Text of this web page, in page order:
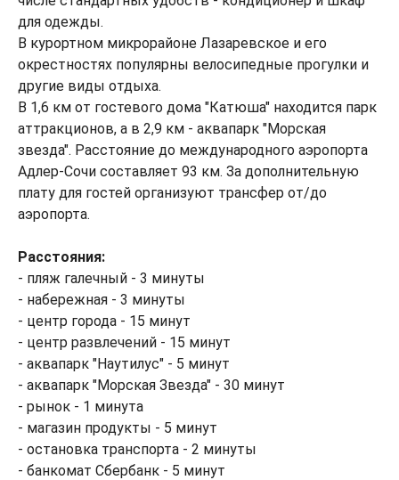
для одежды.
В курортном микрорайоне Лазаревское и его
окрестностях популярны велосипедные прогулки и
другие виды отдыха.
В 1,6 км от гостевого дома "Катюша" находится парк
аттракционов, а в 2,9 км - аквапарк "Морская
звезда". Расстояние до международного аэропорта
Адлер-Сочи составляет 93 км. За дополнительную
плату для гостей организуют трансфер от/до
аэропорта.
Расстояния:
- пляж галечный - 3 минуты
- набережная - 3 минуты
- центр города - 15 минут
- центр развлечений - 15 минут
- аквапарк "Наутилус" - 5 минут
- аквапарк "Морская Звезда" - 30 минут
- рынок - 1 минута
- магазин продукты - 5 минут
- остановка транспорта - 2 минуты
- банкомат Сбербанк - 5 минут